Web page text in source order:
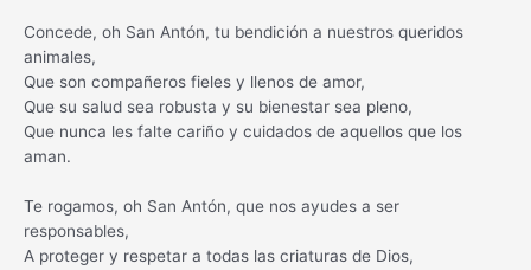
Concede, oh San Antón, tu bendición a nuestros queridos
animales,
Que son compañeros fieles y llenos de amor,
Que su salud sea robusta y su bienestar sea pleno,
Que nunca les falte cariño y cuidados de aquellos que los
aman.
Te rogamos, oh San Antón, que nos ayudes a ser
responsables,
A proteger y respetar a todas las criaturas de Dios,